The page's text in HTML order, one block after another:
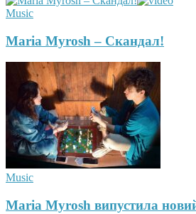
Music
Maria Myrosh – Скандал!
Music
Maria Myrosh випустила